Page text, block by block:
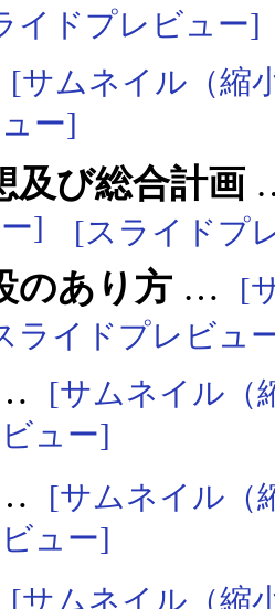
イドプレビュー]
[サムネイル（縮
ー]
及び総合計画
]
[スライドプ
のあり方 … [
ライドプレビュ
[サムネイル（
ュー]
[サムネイル（
ュー]
[サムネイル（縮